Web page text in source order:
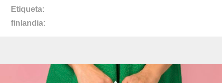
Etiqueta
finlandia